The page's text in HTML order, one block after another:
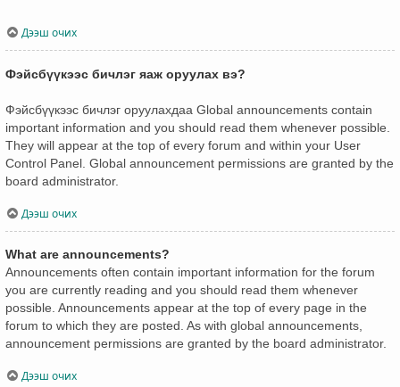
Дээш очих
Фэйсбүүкээс бичлэг яаж оруулах вэ?
Фэйсбүүкээс бичлэг оруулахдаа Global announcements contain
important information and you should read them whenever possible.
They will appear at the top of every forum and within your User
Control Panel. Global announcement permissions are granted by the
board administrator.
Дээш очих
What are announcements?
Announcements often contain important information for the forum
you are currently reading and you should read them whenever
possible. Announcements appear at the top of every page in the
forum to which they are posted. As with global announcements,
announcement permissions are granted by the board administrator.
Дээш очих